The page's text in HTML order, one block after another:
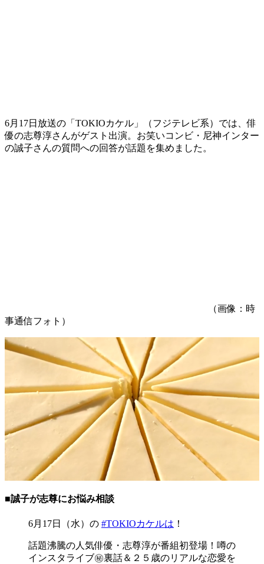
6月17日放送の「TOKIOカケル」（フジテレビ系）では、俳
優の志尊淳さんがゲスト出演。お笑いコンビ・尼神インター
の誠子さんの質問への回答が話題を集めました。
（画像：時
事通信フォト）
■誠子が志尊にお悩み相談
6月17日（水）の #TOKIOカケルは ！
話題沸騰の人気俳優・志尊淳が番組初登場！噂の
インスタライブ㊙️裏話＆２５歳のリアルな恋愛を